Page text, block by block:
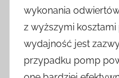
wykonania
z wyższymi
wydajność jest
przypadku pomp